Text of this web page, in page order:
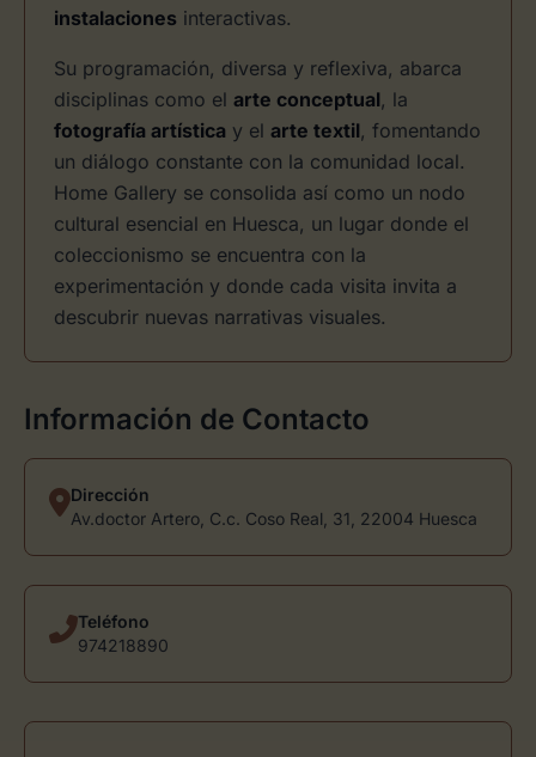
instalaciones interactivas.
Su programación, diversa y reflexiva, abarca
disciplinas como el arte conceptual, la
fotografía artística y el arte textil, fomentando
un diálogo constante con la comunidad local.
Home Gallery se consolida así como un nodo
cultural esencial en Huesca, un lugar donde el
coleccionismo se encuentra con la
experimentación y donde cada visita invita a
descubrir nuevas narrativas visuales.
Información de Contacto
Dirección
Av.doctor Artero, C.c. Coso Real, 31, 22004 Huesca
Teléfono
974218890